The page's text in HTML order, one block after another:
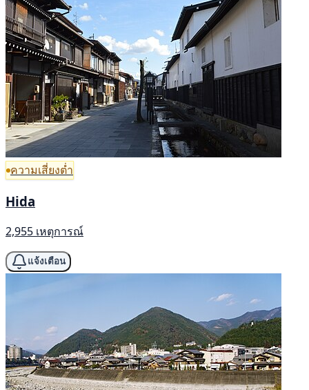
ความเสี่ยงต่ำ
Hida
2,955 เหตุการณ์
แจ้งเตือน